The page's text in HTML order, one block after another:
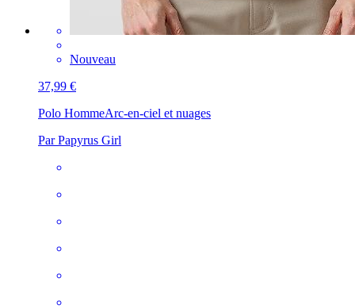
Nouveau
37,99 €
Polo HommeArc-en-ciel et nuages
Par Papyrus Girl